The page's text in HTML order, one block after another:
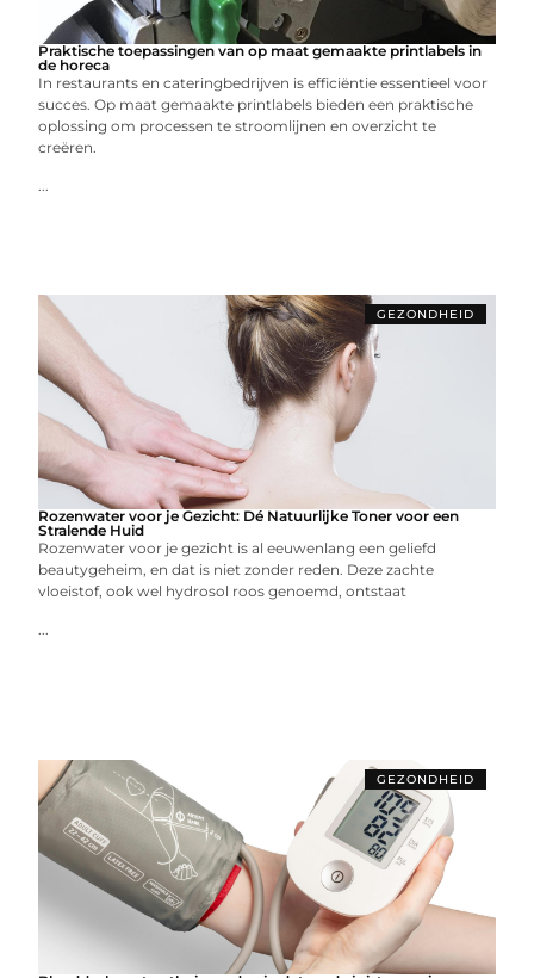
Praktische toepassingen van op maat gemaakte printlabels in
de horeca
In restaurants en cateringbedrijven is efficiëntie essentieel voor
succes. Op maat gemaakte printlabels bieden een praktische
oplossing om processen te stroomlijnen en overzicht te
creëren.
...
GEZONDHEID
Rozenwater voor je Gezicht: Dé Natuurlijke Toner voor een
Stralende Huid
Rozenwater voor je gezicht is al eeuwenlang een geliefd
beautygeheim, en dat is niet zonder reden. Deze zachte
vloeistof, ook wel hydrosol roos genoemd, ontstaat
...
GEZONDHEID